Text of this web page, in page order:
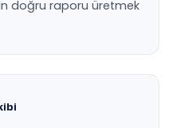
doğru raporu üretmek